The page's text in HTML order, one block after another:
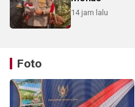
14 jam lalu
Foto